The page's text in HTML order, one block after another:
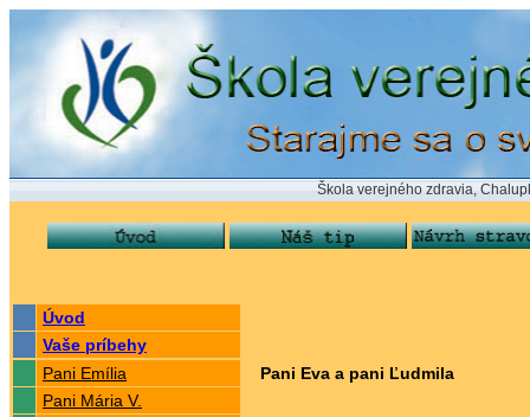
Škola verejného zdravia, Chalupkova
Úvod
Vaše príbehy
Pani Emília
Pani Mária V.
Pani Eva a pani Ľudmila